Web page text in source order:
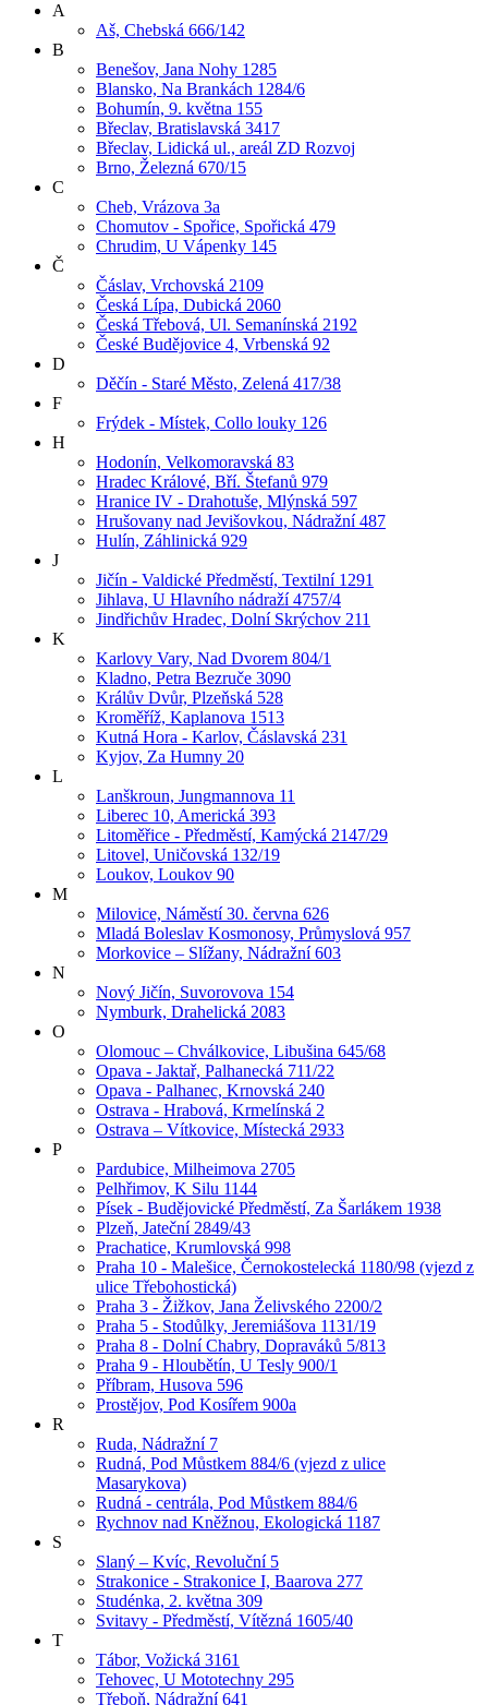
A
Aš, Chebská 666/142
B
Benešov, Jana Nohy 1285
Blansko, Na Brankách 1284/6
Bohumín, 9. května 155
Břeclav, Bratislavská 3417
Břeclav, Lidická ul., areál ZD Rozvoj
Brno, Železná 670/15
C
Cheb, Vrázova 3a
Chomutov - Spořice, Spořická 479
Chrudim, U Vápenky 145
Č
Čáslav, Vrchovská 2109
Česká Lípa, Dubická 2060
Česká Třebová, Ul. Semanínská 2192
České Budějovice 4, Vrbenská 92
D
Děčín - Staré Město, Zelená 417/38
F
Frýdek - Místek, Collo louky 126
H
Hodonín, Velkomoravská 83
Hradec Králové, Bří. Štefanů 979
Hranice IV - Drahotuše, Mlýnská 597
Hrušovany nad Jevišovkou, Nádražní 487
Hulín, Záhlinická 929
J
Jičín - Valdické Předměstí, Textilní 1291
Jihlava, U Hlavního nádraží 4757/4
Jindřichův Hradec, Dolní Skrýchov 211
K
Karlovy Vary, Nad Dvorem 804/1
Kladno, Petra Bezruče 3090
Králův Dvůr, Plzeňská 528
Kroměříž, Kaplanova 1513
Kutná Hora - Karlov, Čáslavská 231
Kyjov, Za Humny 20
L
Lanškroun, Jungmannova 11
Liberec 10, Americká 393
Litoměřice - Předměstí, Kamýcká 2147/29
Litovel, Uničovská 132/19
Loukov, Loukov 90
M
Milovice, Náměstí 30. června 626
Mladá Boleslav Kosmonosy, Průmyslová 957
Morkovice – Slížany, Nádražní 603
N
Nový Jičín, Suvorovova 154
Nymburk, Drahelická 2083
O
Olomouc – Chválkovice, Libušina 645/68
Opava - Jaktař, Palhanecká 711/22
Opava - Palhanec, Krnovská 240
Ostrava - Hrabová, Krmelínská 2
Ostrava – Vítkovice, Místecká 2933
P
Pardubice, Milheimova 2705
Pelhřimov, K Silu 1144
Písek - Budějovické Předměstí, Za Šarlákem 1938
Plzeň, Jateční 2849/43
Prachatice, Krumlovská 998
Praha 10 - Malešice, Černokostelecká 1180/98 (vjezd z
ulice Třebohostická)
Praha 3 - Žižkov, Jana Želivského 2200/2
Praha 5 - Stodůlky, Jeremiášova 1131/19
Praha 8 - Dolní Chabry, Dopraváků 5/813
Praha 9 - Hloubětín, U Tesly 900/1
Příbram, Husova 596
Prostějov, Pod Kosířem 900a
R
Ruda, Nádražní 7
Rudná, Pod Můstkem 884/6 (vjezd z ulice
Masarykova)
Rudná - centrála, Pod Můstkem 884/6
Rychnov nad Kněžnou, Ekologická 1187
S
Slaný – Kvíc, Revoluční 5
Strakonice - Strakonice I, Baarova 277
Studénka, 2. května 309
Svitavy - Předměstí, Vítězná 1605/40
T
Tábor, Vožická 3161
Tehovec, U Mototechny 295
Třeboň, Nádražní 641